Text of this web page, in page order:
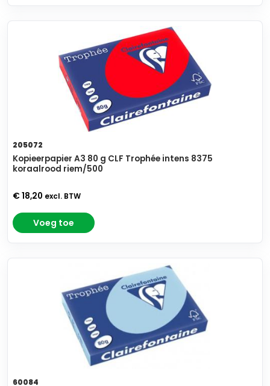
205072
Kopieerpapier A3 80 g CLF Trophée intens 8375
koraalrood riem/500
€ 18,20 excl. BTW
Voeg toe
60084